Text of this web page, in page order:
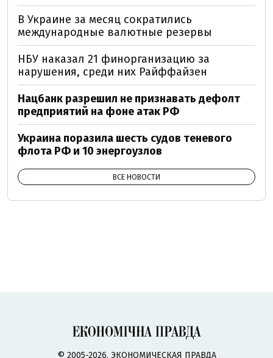
В Украине за месяц сократились
международные валютные резервы
НБУ наказал 21 финорганизацию за
нарушения, среди них Райффайзен
Нацбанк разрешил не признавать дефолт
предприятий на фоне атак РФ
Украина поразила шесть судов теневого
флота РФ и 10 энергоузлов
ВСЕ НОВОСТИ
© 2005-2026, ЭКОНОМИЧЕСКАЯ ПРАВДА